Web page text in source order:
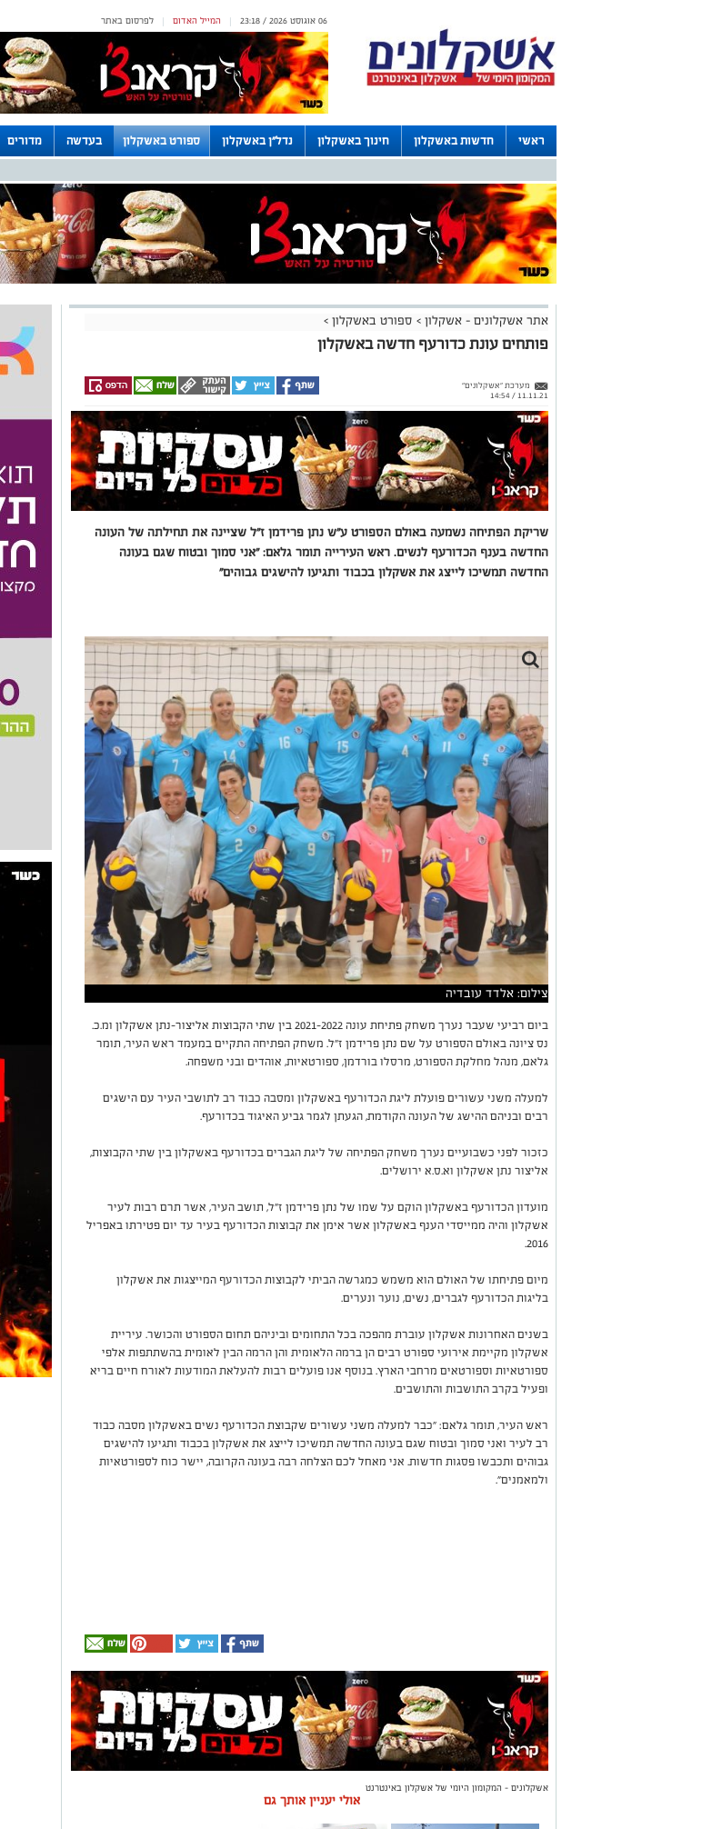
לפרסום באתר | המייל האדום | 06 אוגוסט 2026 / 23:18
ראשי חדשות באשקלון חינוך באשקלון נדל"ן באשקלון ספורט באשקלון בעדשה מדורים
אתר אשקלונים - אשקלון > ספורט באשקלון >
פותחים עונת כדורעף חדשה באשקלון
מערכת "אשקלונים"
11.11.21 / 14:54
שריקת הפתיחה נשמעה באולם הספורט ע"ש נתן פרידמן ז"ל שציינה את תחילתה של העונה
החדשה בענף הכדורעף לנשים. ראש העירייה תומר גלאם: "אני סמוך ובטוח שגם בעונה
החדשה תמשיכו לייצג את אשקלון בכבוד ותגיעו להישגים גבוהים"
צילום: אלדד עובדיה
ביום רביעי שעבר נערך משחק פתיחת עונה 2021-2022 בין שתי הקבוצות אליצור-נתן אשקלון ומ.כ.
נס ציונה באולם הספורט על שם נתן פרידמן ז"ל. משחק הפתיחה התקיים במעמד ראש העיר, תומר
גלאם, מנהל מחלקת הספורט, מרסלו בורדמן, ספורטאיות, אוהדים ובני משפחה.
למעלה משני עשורים פועלת ליגת הכדורעף באשקלון ומסבה כבוד רב לתושבי העיר עם הישגים
רבים ובניהם ההישג של העונה הקודמת, הגעתן לגמר גביע האיגוד בכדורעף.
כזכור לפני כשבועיים נערך משחק הפתיחה של ליגת הגברים בכדורעף באשקלון בין שתי הקבוצות,
אליצור נתן אשקלון וא.ס.א ירושלים.
מועדון הכדורעף באשקלון הוקם על שמו של נתן פרידמן ז"ל, תושב העיר, אשר תרם רבות לעיר
אשקלון והיה ממייסדי הענף באשקלון אשר אימן את קבוצות הכדורעף בעיר עד יום פטירתו באפריל
2016.
מיום פתיחתו של האולם הוא משמש כמגרשה הביתי לקבוצות הכדורעף המייצגות את אשקלון
בליגות הכדורעף לגברים, נשים, נוער ונערים.
בשנים האחרונות אשקלון עוברת מהפכה בכל התחומים וביניהם תחום הספורט והכושר. עיריית
אשקלון מקיימת אירועי ספורט רבים הן ברמה הלאומית והן הרמה הבין לאומית בהשתתפות אלפי
ספורטאיות וספורטאים מרחבי הארץ. בנוסף אנו פועלים רבות להעלאת המודעות לאורח חיים בריא
ופעיל בקרב התושבות והתושבים.
ראש העיר, תומר גלאם: "כבר למעלה משני עשורים שקבוצת הכדורעף נשים באשקלון מסבה כבוד
רב לעיר ואני סמוך ובטוח שגם בעונה החדשה תמשיכו לייצג את אשקלון בכבוד ותגיעו להישגים
גבוהים ותכבשו פסגות חדשות. אני מאחל לכם הצלחה רבה בעונה הקרובה, יישר כוח לספורטאיות
ולמאמנים".
אשקלונים - המקומון היומי של אשקלון באינטרנט
אולי יעניין אותך גם